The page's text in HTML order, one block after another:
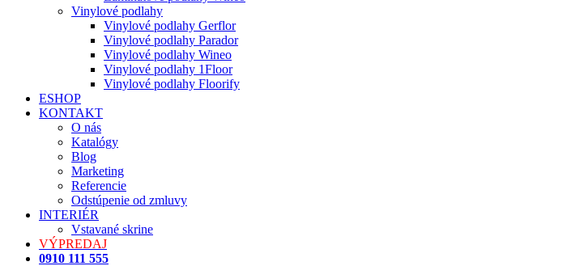
Vinylové podlahy
Vinylové podlahy Gerflor
Vinylové podlahy Parador
Vinylové podlahy Wineo
Vinylové podlahy 1Floor
Vinylové podlahy Floorify
ESHOP
KONTAKT
O nás
Katalógy
Blog
Marketing
Referencie
Odstúpenie od zmluvy
INTERIÉR
Vstavané skrine
VÝPREDAJ
0910 111 555